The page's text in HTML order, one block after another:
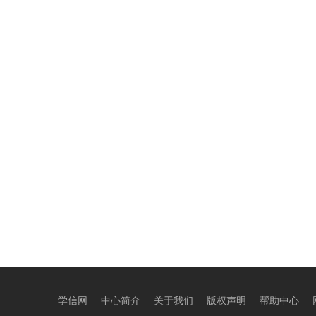
学信网 中心简介 关于我们 版权声明 帮助中心